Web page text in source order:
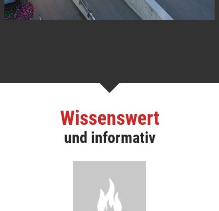
Wissenswert
und informativ